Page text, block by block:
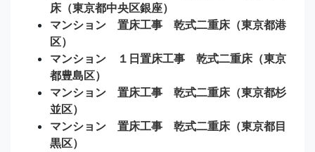
床（東京都中央区銀座）
マンション 置床工事 乾式二重床（東京都港
区）
マンション １日置床工事 乾式二重床（東京
都豊島区）
マンション 置床工事 乾式二重床（東京都杉
並区）
マンション 置床工事 乾式二重床（東京都目
黒区）